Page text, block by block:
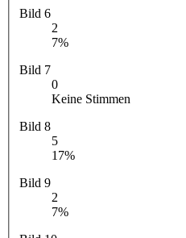
Bild 6
2
7%
Bild 7
0
Keine Stimmen
Bild 8
5
17%
Bild 9
2
7%